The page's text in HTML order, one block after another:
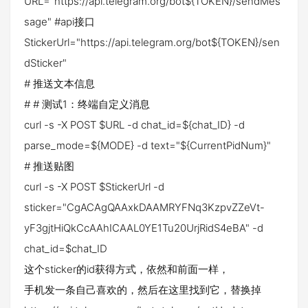
sage" #api接口
StickerUrl="https://api.telegram.org/bot${TOKEN}/sen
dSticker"
# 推送文本信息
# # 测试1：终端自定义消息
curl -s -X POST $URL -d chat_id=${chat_ID} -d
parse_mode=${MODE} -d text="${CurrentPidNum}"
# 推送贴图
curl -s -X POST $StickerUrl -d
sticker="CgACAgQAAxkDAAMRYFNq3KzpvZZeVt-
yF3gjtHiQkCcAAhICAAL0YE1Tu20UrjRidS4eBA" -d
chat_id=$chat_ID
这个sticker的id获得方式，依然和前面一样，
手机发一条自己喜欢的，然后在这里找到它，替换掉